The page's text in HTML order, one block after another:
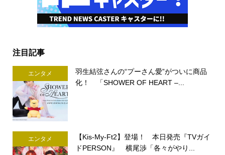
注目記事
エンタメ
羽生結弦さんの“プーさん愛”がついに商品
化！ 「SHOWER OF HEART –...
エンタメ
【Kis-My-Ft2】登場！ 本日発売『TVガイ
ドPERSON』 横尾渉「各々がやり...